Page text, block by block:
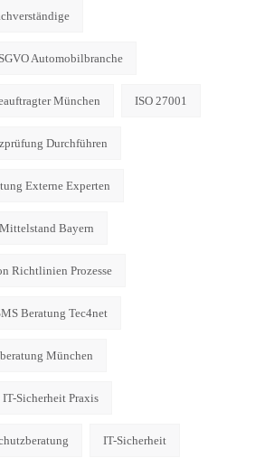
Automobilbranche
München ISO 27001
Durchführen
Externe Experten
Bayern
Richtlinien Prozesse
Beratung Tec4net
München
Sicherheit Praxis
IT-Sicherheit